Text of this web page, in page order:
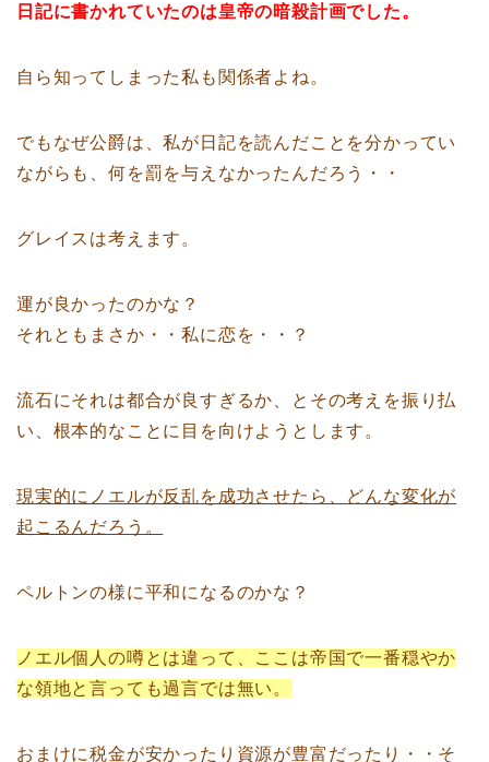
日記に書かれていたのは皇帝の暗殺計画でした。
自ら知ってしまった私も関係者よね。
でもなぜ公爵は、私が日記を読んだことを分かってい
ながらも、何を罰を与えなかったんだろう・・
グレイスは考えます。
運が良かったのかな？
それともまさか・・私に恋を・・？
流石にそれは都合が良すぎるか、とその考えを振り払
い、根本的なことに目を向けようとします。
現実的にノエルが反乱を成功させたら、どんな変化が
起こるんだろう。
ペルトンの様に平和になるのかな？
ノエル個人の噂とは違って、ここは帝国で一番穏やか
な領地と言っても過言では無い。
おまけに税金が安かったり資源が豊富だったり・・そ